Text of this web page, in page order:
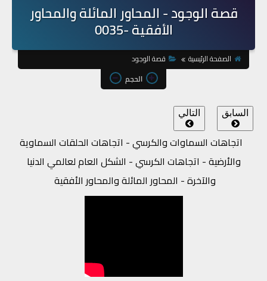
قصة الوجود - المحاور المائلة والمحاور
الأفقية -0035
الصفحة الرئيسية
قصة الوجود
الحجم
السابق التالي
اتجاهات السماوات والكرسي - اتجاهات الحلقات السماوية
والأرضية - اتجاهات الكرسي - الشكل العام لعالمي الدنيا
والآخرة - المحاور المائلة والمحاور الأفقية